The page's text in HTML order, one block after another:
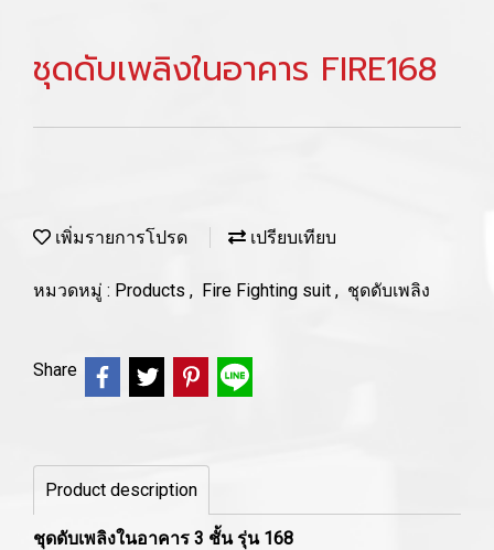
ชุดดับเพลิงในอาคาร FIRE168
เพิ่มรายการโปรด เปรียบเทียบ
หมวดหมู่ : Products , Fire Fighting suit , ชุดดับเพลิง
Share
Product description
ชุดดับเพลิงในอาคาร 3 ชั้น รุ่น 168